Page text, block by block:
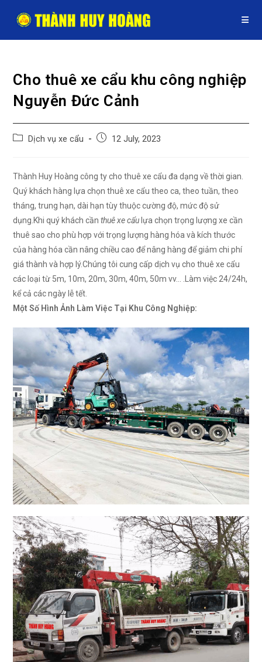
Cho thuê xe cẩu khu công nghiệp
Nguyễn Đức Cảnh
PostDịch vụ xe cẩu
Post12 July, 2023
Thành Huy Hoàng công ty cho thuê xe cẩu đa dạng về thời gian.
Quý khách hàng lựa chọn thuê xe cẩu theo ca, theo tuần, theo
tháng, trung hạn, dài hạn tùy thuộc cường độ, mức độ sử
dụng.Khi quý khách cầnthuê xe cẩu lựa chọn trọng lượng xe cần
thuê sao cho phù hợp với trọng lượng hàng hóa và kích thước
của hàng hóa cần nâng chiều cao để nâng hàng để giảm chi phí
giá thành và hợp lý.Chúng tôi cung cấp dịch vụ cho thuê xe cẩu
các loại từ 5m, 10m, 20m, 30m, 40m, 50m vv… .Làm việc 24/24h,
kể cả các ngày lễ tết.
Một Số Hình Ảnh Làm Việc Tại Khu Công Nghiệp: